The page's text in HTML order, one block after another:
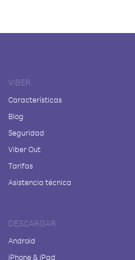
VIBER
Características
Blog
Seguridad
Viber Out
Tarifas
Asistencia técnica
DESCARGAR
Android
iPhone & iPad